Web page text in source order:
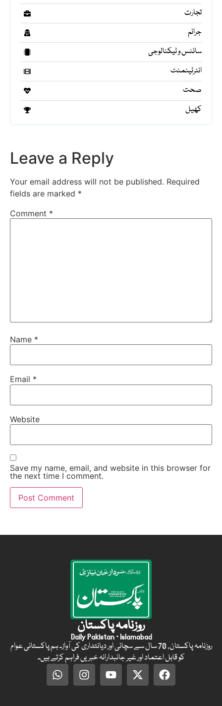
تجارت
جرائم
سائنس و ٹیکنالوجی
انٹرٹینمنٹ
صحت
کھیل
Leave a Reply
Your email address will not be published. Required
fields are marked *
Comment *
Name *
Email *
Website
Save my name, email, and website in this browser for
the next time I comment.
روزنامہ پاکستان
Daily Pakistan · Islamabad
روزنامہ پاکستان, 70 سال سے سچائی اور دیانتداری کی آواز۔ ہم پاکستانی عوام
کو قابل اعتماد اور غیر جانبدارانہ خبریں فراہم کرتے ہیں۔